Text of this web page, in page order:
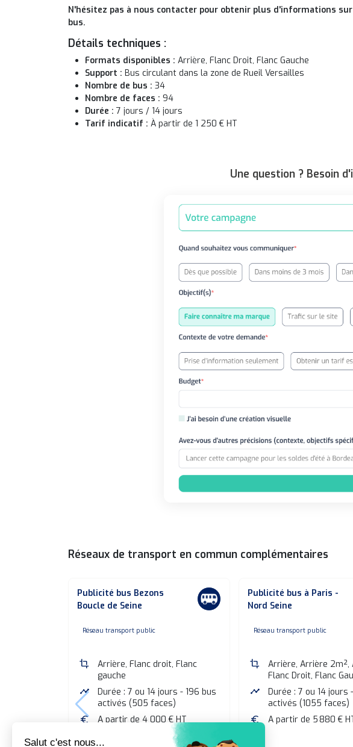
N'hésitez pas à nous contacter pour obtenir plus d'informations
bus.
Détails techniques :
Formats disponibles : Arrière, Flanc Droit, Flanc Gauche
Support : Bus circulant dans la zone de Rueil Versailles
Nombre de bus : 34
Nombre de faces : 94
Durée : 7 jours / 14 jours
Tarif indicatif : À partir de 1 250 € HT
Une question ? Besoin
Réseaux de transport en commun complémentaires
Publicité bus Bezons
Boucle de Seine
none
Réseau transport public
crop
Arrière, Flanc droit, Flanc
gauche
timeline
Durée : 7 ou 14 jours - 196 bus
activés (505 faces)
euro
A partir de 4 000 € HT
Publicité bus à Paris -
Nord Seine
none
Réseau transport public
crop
Arrière, Arrière 2m²,
Flanc Droit, Flanc
timeline
Durée : 7 ou 14 jours
activés (1055 faces)
euro
A partir de 5 880 €